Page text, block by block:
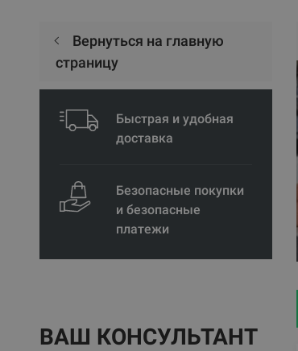
Вернуться на главную
страницу
Быстрая и удобная
доставка
Безопасные покупки
и безопасные
платежи
ВАШ КОНСУЛЬТАНТ